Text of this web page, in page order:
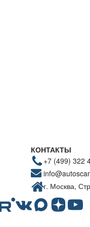
КОНТАКТЫ
+7 (499) 322
г. Москва,